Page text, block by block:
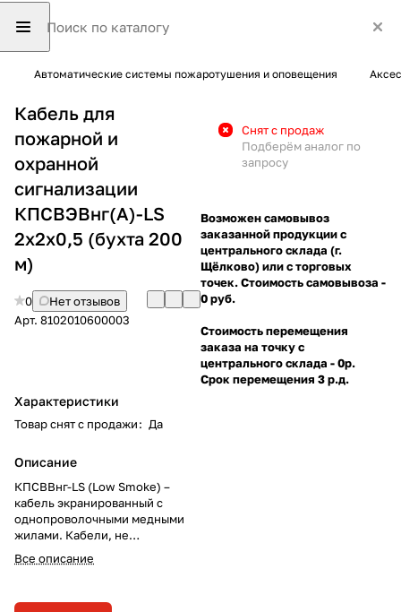
Автоматические системы пожаротушения и оповещения
Кабель для
пожарной и
охранной
сигнализации
КПСВЭВнг(А)-LS
2х2х0,5 (бухта 200
м)
0
Нет отзывов
Арт. 8102010600003
Характеристики
Товар снят с продажи: Да
Описание
КПСВВнг-LS (Low Smoke) –
кабель экранированный с
однопроволочными медными
жилами. Кабели, не
распространяющие горение
при групповой прокладке, с
газовыделением.
Все описание
Снят с продаж
Подберём аналог по
запросу
Возможен самовывоз
заказанной продукции с
центрального склада (г.
Щёлково) или с торговых
точек. Стоимость самовывоза -
0 руб.
Стоимость перемещения
заказа на точку с
центрального склада - 0р.
Срок перемещения 3 р.д.